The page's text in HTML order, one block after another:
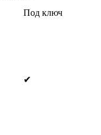
Под ключ
✔